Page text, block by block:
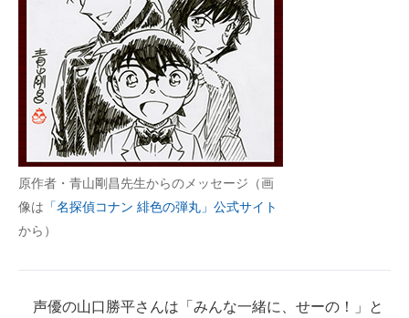
原作者・青山剛昌先生からのメッセージ（画
像は 「名探偵コナン 緋色の弾丸」公式サイト
から）
声優の山口勝平さんは「みんな一緒に、せーの！」と